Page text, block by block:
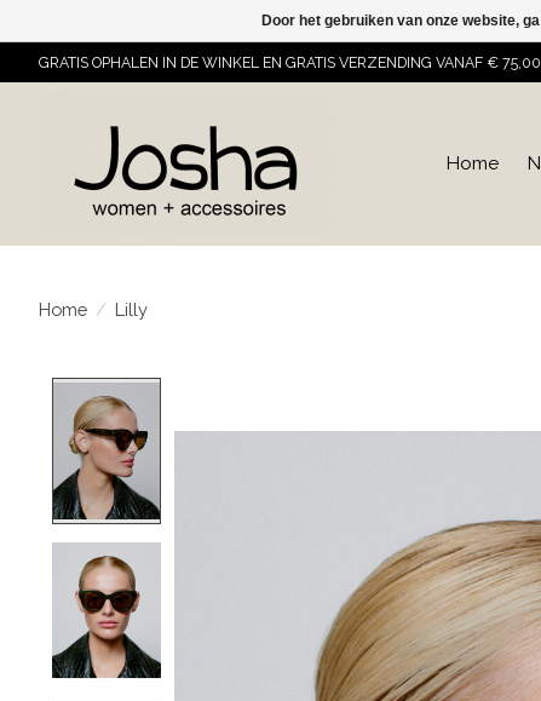
GRATIS OPHALEN IN DE WINKEL EN GRATIS VERZENDING VANAF € 75,00
Home
Home / Lilly
Door het gebruiken van onze website,